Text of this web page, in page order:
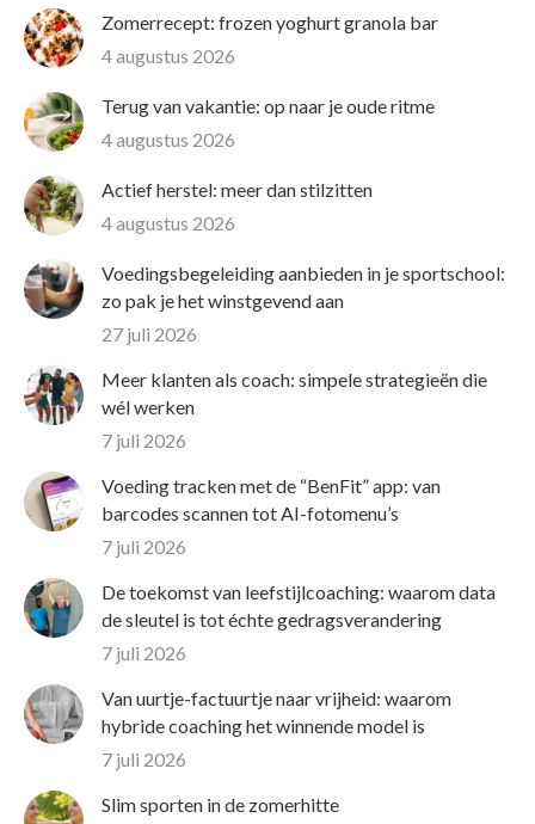
Zomerrecept: frozen yoghurt granola bar
4 augustus 2026
Terug van vakantie: op naar je oude ritme
4 augustus 2026
Actief herstel: meer dan stilzitten
4 augustus 2026
Voedingsbegeleiding aanbieden in je sportschool:
zo pak je het winstgevend aan
27 juli 2026
Meer klanten als coach: simpele strategieën die
wél werken
7 juli 2026
Voeding tracken met de “BenFit” app: van
barcodes scannen tot AI-fotomenu’s
7 juli 2026
De toekomst van leefstijlcoaching: waarom data
de sleutel is tot échte gedragsverandering
7 juli 2026
Van uurtje-factuurtje naar vrijheid: waarom
hybride coaching het winnende model is
7 juli 2026
Slim sporten in de zomerhitte